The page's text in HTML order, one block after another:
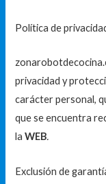
Política de
privacidad y
carácter personal,
que se encuentra
laWEB.
Exclusión de